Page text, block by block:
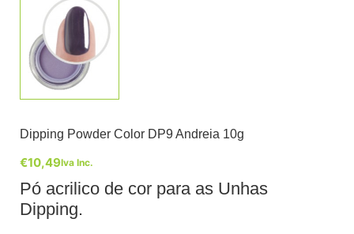
Dipping Powder Color DP9 Andreia 10g
€10,49Iva Inc.
Pó acrilico de cor para as Unhas
Dipping.